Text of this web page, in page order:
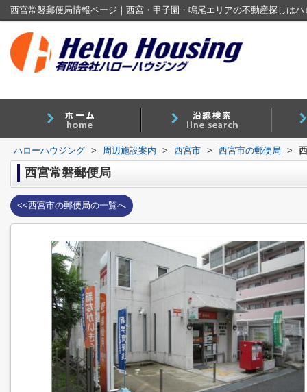
西宮常磐郵便局情報ページ｜西宮・甲子園・鳴尾エリアの不動産探しは
ハローハウジング > 周辺施設案内 > 西宮市 > 西宮市の郵便局 >
西宮常磐郵便局
<<西宮市の郵便局の一覧へ